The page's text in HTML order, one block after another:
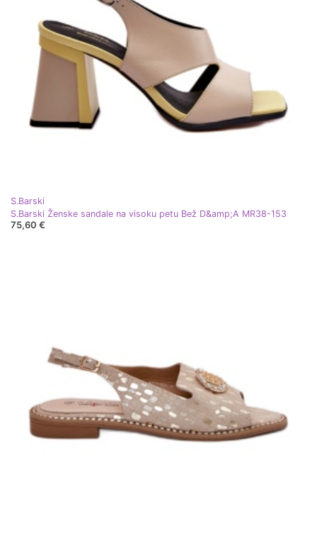
S.Barski
S.Barski Ženske sandale na visoku petu Bež D&amp;A MR38-153
75,60 €